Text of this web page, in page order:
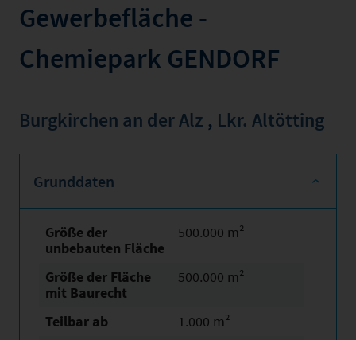
Gewerbefläche -
Chemiepark GENDORF
Burgkirchen an der Alz , Lkr. Altötting
Grunddaten
Größe der
unbebauten Fläche
500.000 m²
Größe der Fläche
mit Baurecht
500.000 m²
Teilbar ab
1.000 m²